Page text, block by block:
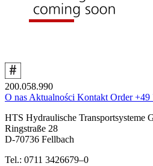
200.058.990
O nasAktualności KontaktOrder+49
HTS Hydraulische Transportsysteme
Ringstraße 28
D-70736 Fellbach
Tel.: 0711 3426679–0